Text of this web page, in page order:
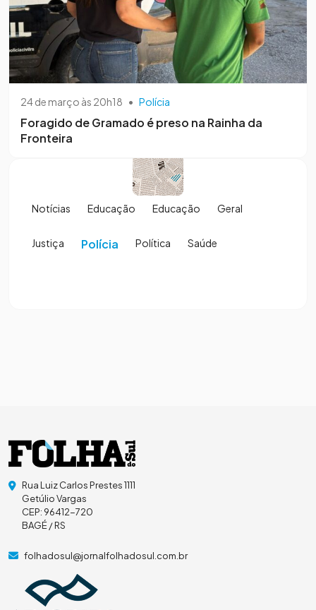
24 de março às 20h18 • Polícia
Foragido de Gramado é preso na Rainha da
Fronteira
Notícias Educação Educação Geral
Justiça Polícia Política Saúde
Rua Luiz Carlos Prestes 1111
Getúlio Vargas
CEP: 96412-720
BAGÉ / RS
folhadosul@jornalfolhadosul.com.br